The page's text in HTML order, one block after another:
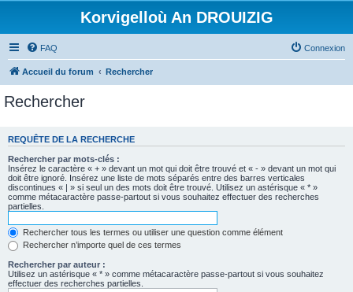
Korvigelloù An DROUIZIG
FAQ Connexion
Accueil du forum Rechercher
Rechercher
REQUÊTE DE LA RECHERCHE
Rechercher par mots-clés :
Insérez le caractère « + » devant un mot qui doit être trouvé et « - » devant un mot qui
doit être ignoré. Insérez une liste de mots séparés entre des barres verticales
discontinues « | » si seul un des mots doit être trouvé. Utilisez un astérisque « * »
comme métacaractère passe-partout si vous souhaitez effectuer des recherches
partielles.
Rechercher tous les termes ou utiliser une question comme élément
Rechercher n’importe quel de ces termes
Rechercher par auteur :
Utilisez un astérisque « * » comme métacaractère passe-partout si vous souhaitez
effectuer des recherches partielles.